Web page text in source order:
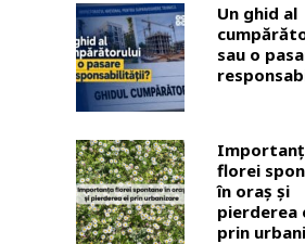
Un ghid al
sau o
florei
în oraș și
pierderea
prin